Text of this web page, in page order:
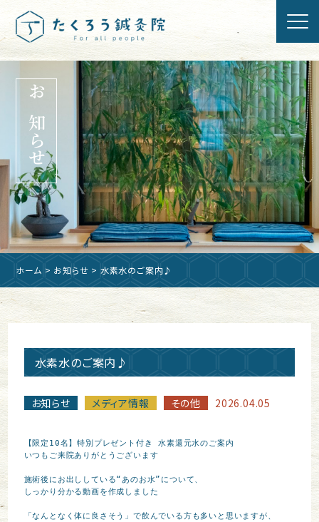
お知らせ
ホーム > お知らせ > 水素水のご案内♪
水素水のご案内♪
お知らせ メディア情報 その他 2026.04.05
【限定10名】特別プレゼント付き 水素還元水のご案内
いつもご来院ありがとうございます
施術後にお出ししている“あのお水”について、
しっかり分かる動画を作成しました
「なんとなく体に良さそう」で飲んでいる方も多いと思いますが、